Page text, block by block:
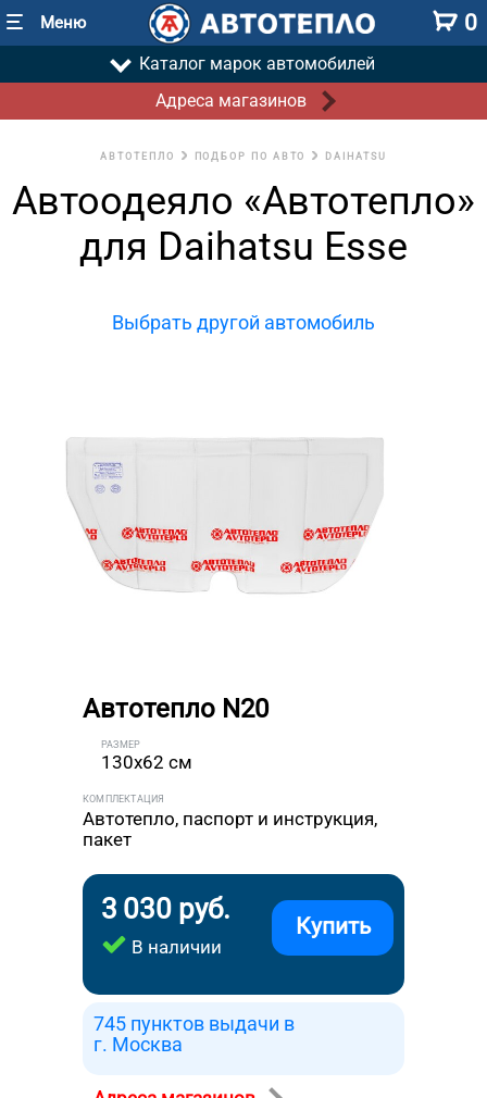
Меню 0
Каталог марок автомобилей
Адреса магазинов
АВТОТЕПЛО ПОДБОР ПО АВТО DAIHATSU
Автоодеяло «Автотепло»
для Daihatsu Esse
Выбрать другой автомобиль
Автотепло N20
РАЗМЕР
130x62 см
КОМПЛЕКТАЦИЯ
Автотепло, паспорт и инструкция,
пакет
3 030 руб.
В наличии
Купить
745 пунктов выдачи в
г. Москва